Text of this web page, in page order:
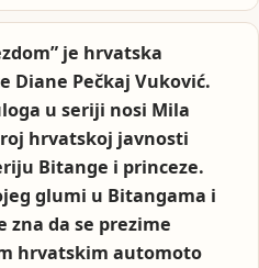
je hrvatska
Diane Pečkaj Vuković.
u seriji nosi Mila
hrvatskoj javnosti
Bitange i princeze.
glumi u Bitangama i
zna da se prezime
hrvatskim automoto